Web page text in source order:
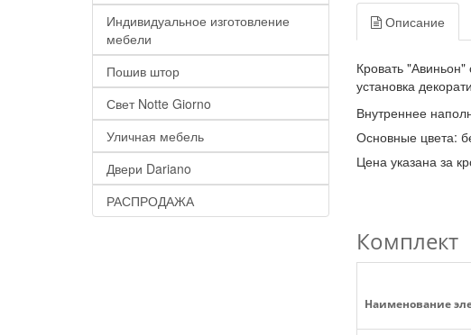
Индивидуальное изготовление
мебели
Пошив штор
Свет Notte Giorno
Уличная мебель
Двери Dariano
РАСПРОДАЖА
Описание
Кровать
установка
Внутреннее
Основные цвета:
Цена указана за
Комплект
Наименование